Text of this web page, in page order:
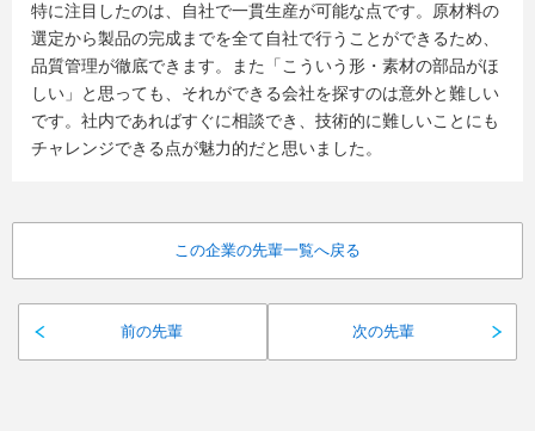
特に注目したのは、自社で一貫生産が可能な点です。原材料の
選定から製品の完成までを全て自社で行うことができるため、
品質管理が徹底できます。また「こういう形・素材の部品がほ
しい」と思っても、それができる会社を探すのは意外と難しい
です。社内であればすぐに相談でき、技術的に難しいことにも
チャレンジできる点が魅力的だと思いました。
前の先輩
この企業の先輩一覧へ戻る
次の先輩